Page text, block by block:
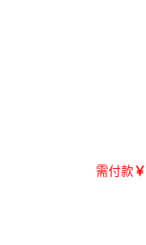
需付款￥